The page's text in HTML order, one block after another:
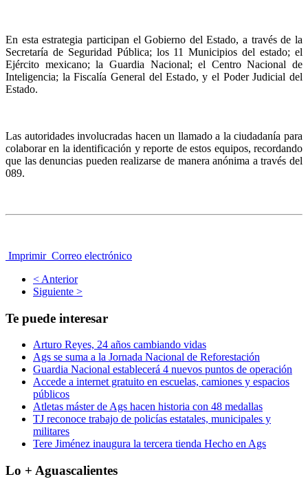
En esta estrategia participan el Gobierno del Estado, a través de la
Secretaría de Seguridad Pública; los 11 Municipios del estado; el
Ejército mexicano; la Guardia Nacional; el Centro Nacional de
Inteligencia; la Fiscalía General del Estado, y el Poder Judicial del
Estado.
Las autoridades involucradas hacen un llamado a la ciudadanía para
colaborar en la identificación y reporte de estos equipos, recordando
que las denuncias pueden realizarse de manera anónima a través del
089.
Imprimir Correo electrónico
< Anterior
Siguiente >
Te puede interesar
Arturo Reyes, 24 años cambiando vidas
Ags se suma a la Jornada Nacional de Reforestación
Guardia Nacional establecerá 4 nuevos puntos de operación
Accede a internet gratuito en escuelas, camiones y espacios
públicos
Atletas máster de Ags hacen historia con 48 medallas
TJ reconoce trabajo de policías estatales, municipales y
militares
Tere Jiménez inaugura la tercera tienda Hecho en Ags
Lo + Aguascalientes